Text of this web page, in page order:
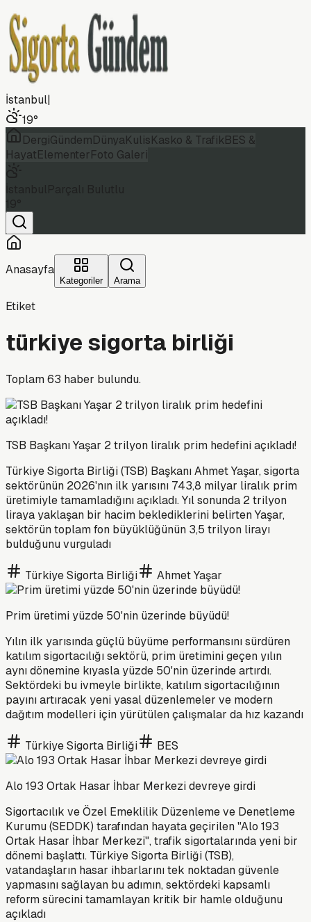
İstanbul|
19°
DergiGündemDünyaKulisKasko & TrafikBES &
HayatElementerFoto Galeri
Anasayfa
Kategoriler Arama
Etiket
türkiye sigorta birliği
Toplam63 haber bulundu.
TSB Başkanı Yaşar 2 trilyon liralık prim hedefini açıkladı!
Türkiye Sigorta Birliği (TSB) Başkanı Ahmet Yaşar, sigorta
sektörünün 2026'nın ilk yarısını 743,8 milyar liralık prim
üretimiyle tamamladığını açıkladı. Yıl sonunda 2 trilyon
liraya yaklaşan bir hacim beklediklerini belirten Yaşar,
sektörün toplam fon büyüklüğünün 3,5 trilyon lirayı
bulduğunu vurguladı
Türkiye Sigorta Birliği Ahmet Yaşar
Prim üretimi yüzde 50'nin üzerinde büyüdü!
Yılın ilk yarısında güçlü büyüme performansını sürdüren
katılım sigortacılığı sektörü, prim üretimini geçen yılın
aynı dönemine kıyasla yüzde 50'nin üzerinde artırdı.
Sektördeki bu ivmeyle birlikte, katılım sigortacılığının
payını artıracak yeni yasal düzenlemeler ve modern
dağıtım modelleri için yürütülen çalışmalar da hız kazandı
Türkiye Sigorta Birliği BES
Alo 193 Ortak Hasar İhbar Merkezi devreye girdi
Sigortacılık ve Özel Emeklilik Düzenleme ve Denetleme
Kurumu (SEDDK) tarafından hayata geçirilen "Alo 193
Ortak Hasar İhbar Merkezi", trafik sigortalarında yeni bir
dönemi başlattı. Türkiye Sigorta Birliği (TSB),
vatandaşların hasar ihbarlarını tek noktadan güvenle
yapmasını sağlayan bu adımın, sektördeki kapsamlı
reform sürecini tamamlayan kritik bir hamle olduğunu
açıkladı